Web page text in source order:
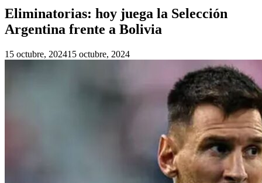
Eliminatorias: hoy juega la Selección
Argentina frente a Bolivia
15 octubre, 202415 octubre, 2024